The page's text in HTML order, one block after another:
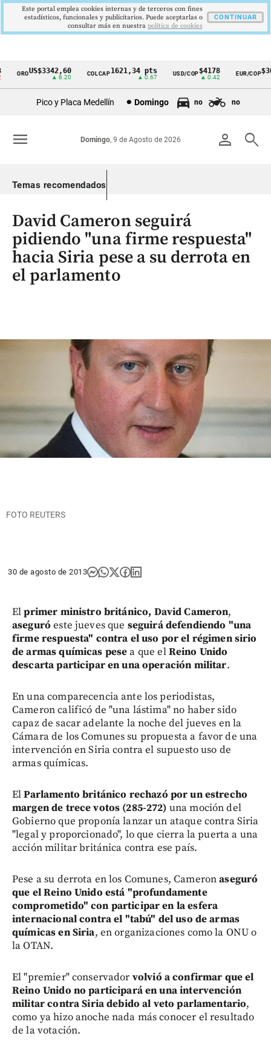
Cintillo
Colombia
OROUS$3342,60
▲ 8.20
COLCAP1621,34 pts
▲ 0.67
USD/COP$4178
▲ 0.42
EUR/COP
Pico y Placa Medellín Domingo no no
person search
Domingo, 9 de Agosto de 2026
menu
Temas recomendados
David Cameron seguirá
pidiendo "una firme respuesta"
hacia Siria pese a su derrota en
el parlamento
FOTO REUTERS
30 de agosto de 2013
Elprimer ministro británico, David Cameron,
aseguró este jueves que seguirá defendiendo "una
firme respuesta" contra el uso por el régimen sirio
de armas químicas pesea que elReino Unido
descarta participar en una operación militar.
En una comparecencia ante los periodistas,
Cameron calificó de "una lástima" no haber sido
capaz de sacar adelante la noche del jueves en la
Cámara de los Comunes su propuesta a favor de una
intervención en Siria contra el supuesto uso de
armas químicas.
ElParlamento británico rechazó por un estrecho
margen de trece votos (285-272) una moción del
Gobierno que proponía lanzar un ataque contra Siria
"legal y proporcionado", lo que cierra la puerta a una
acción militar británica contra ese país.
Pese a su derrota en los Comunes, Cameronaseguró
que el Reino Unido está "profundamente
comprometido" con participar en la esfera
internacional contra el "tabú" del uso de armas
químicas en Siria, en organizaciones como la ONU o
la OTAN.
El "premier" conservador volvió a confirmar que el
Reino Unido no participará en una intervención
militar contra Siria debido al veto parlamentario,
como ya hizo anoche nada más conocer el resultado
de la votación.
Este portal emplea cookies internas y de terceros con fines
estadísticos, funcionales y publicitarios. Puede aceptarlas o
consultar más en nuestra politica de cookies
CONTINUAR